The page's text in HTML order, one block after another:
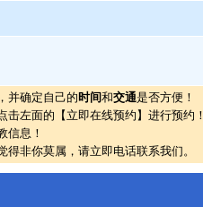
并确定自己的时间和交通是否方便！
左面的【立即在线预约】进行预约！
信息！
非你莫属，请立即电话联系我们。